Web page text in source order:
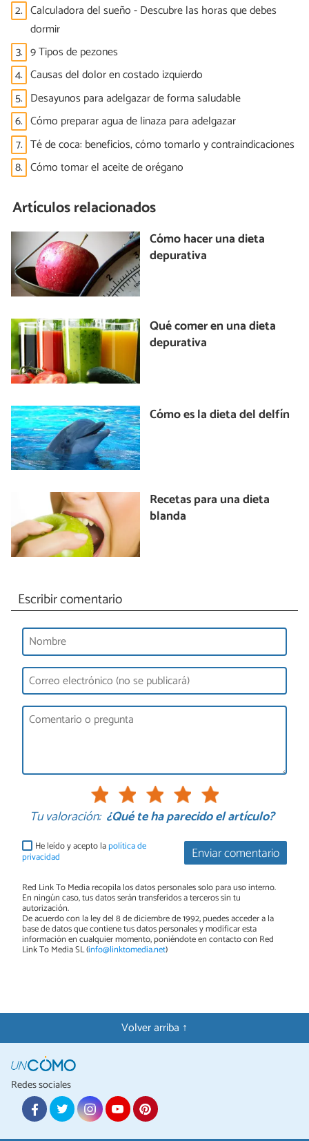
2. Calculadora del sueño - Descubre las horas que debes
dormir
3. 9 Tipos de pezones
4. Causas del dolor en costado izquierdo
5. Desayunos para adelgazar de forma saludable
6. Cómo preparar agua de linaza para adelgazar
7. Té de coca: beneficios, cómo tomarlo y contraindicaciones
8. Cómo tomar el aceite de orégano
Artículos relacionados
Cómo hacer una dieta
depurativa
Qué comer en una dieta
depurativa
Cómo es la dieta del delfín
Recetas para una dieta
blanda
Escribir comentario
Tu valoración: ¿Qué te ha parecido el artículo?
Enviar comentario
He leído y acepto lapolítica de
privacidad
Red Link To Media recopila los datos personales solo para uso interno.
En ningún caso, tus datos serán transferidos a terceros sin tu
autorización.
De acuerdo con la ley del 8 de diciembre de 1992, puedes acceder a la
base de datos que contiene tus datos personales y modificar esta
información en cualquier momento, poniéndote en contacto con Red
Link To Media SL (info@linktomedia.net)
Volver arriba ↑
Redes sociales